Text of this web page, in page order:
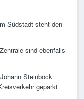
Südstadt steht den
sind ebenfalls
Steinböck
geparkt